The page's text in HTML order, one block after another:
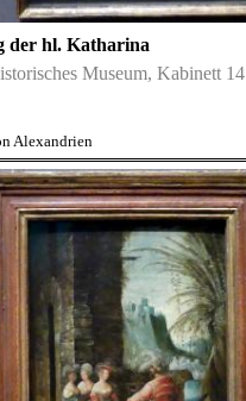
der hl. Katharina
Museum, Kabinett 14
Alexandrien